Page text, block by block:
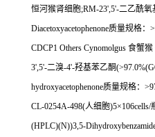
恒河猴肾细胞;RM-23',5'-二乙酰氧
Diacetoxyacetophenone质量规格：
CDCP1 Others Cynomolgus 食蟹猴
3',5'-二溴-4'-羟基苯乙酮
hydroxyacetophenone质量规格：
CL-0254A-498(人细胞)5×106cells/
(HPLC)(N))3,5-